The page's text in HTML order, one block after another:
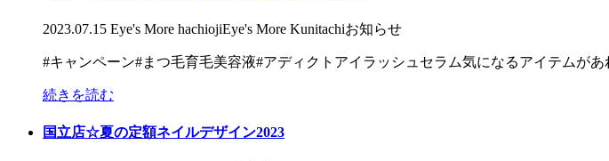
2023.07.15 Eye's More hachiojiEye's More Kunitachiお知らせ
#キャンペーン#まつ毛育毛美容液#アディクトアイラッシュセラム気になるアイテムが
続きを読む
国立店☆夏の定額ネイルデザイン2023